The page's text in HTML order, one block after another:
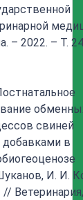
– 2022. – Т.
свиней
в
И. И.
Ветеринария,